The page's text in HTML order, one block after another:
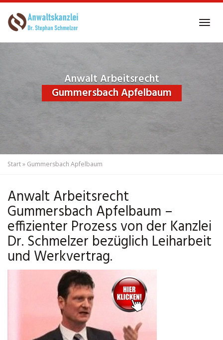
to
Anwalt Arbeitsrecht
Gummersbach Apfelbaum
Start» Gummersbach Apfelbaum
Anwalt Arbeitsrecht
Gummersbach Apfelbaum –
effizienter Prozess von der Kanzlei
Dr. Schmelzer bezüglich Leiharbeit
und Werkvertrag.